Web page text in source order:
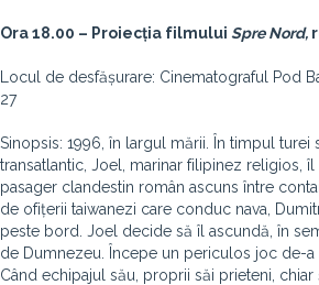
Ora 18.00 – Proiecția filmului Spre Nord,
Locul de desfășurare: Cinematograful Pod
27
Sinopsis: 1996, în largul mării. În timpul turei
transatlantic, Joel, marinar filipinez religios,
pasager clandestin român ascuns între
de ofițerii taiwanezi care conduc nava,
peste bord. Joel decide să îl ascundă, în
de Dumnezeu. Începe un periculos joc de-a
Când echipajul său, proprii săi prieteni, chiar